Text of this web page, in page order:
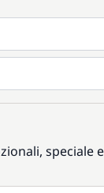
speciale